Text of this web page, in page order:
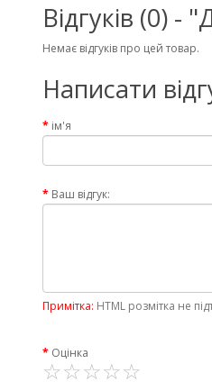
Відгуків (0)
Немає відгуків про цей товар.
Написати
ім'я
Ваш відгук:
Примітка: HTML розмітка не
Оцінка